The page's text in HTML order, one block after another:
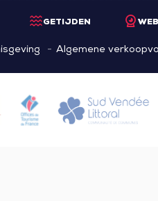
GETIJDEN
Algemene